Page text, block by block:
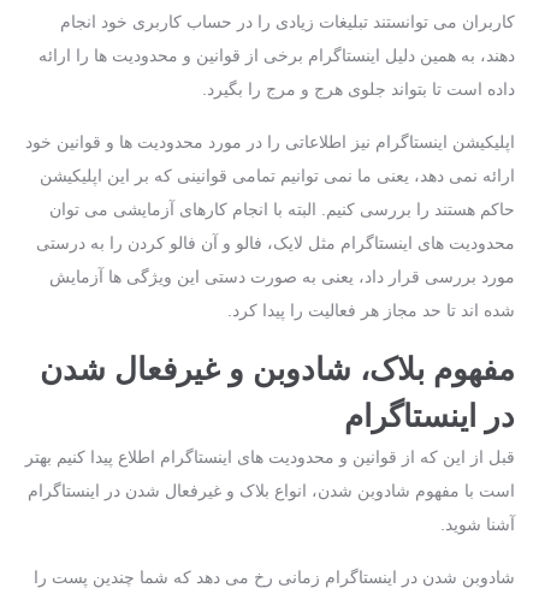
کاربران می ‌توانستند تبلیغات زیادی را در حساب کاربری خود انجام
دهند، به همین دلیل اینستاگرام برخی از قوانین و محدودیت‌ ها را ارائه
داده ‌است تا بتواند جلوی هرج ‌و مرج را بگیرد.
اپلیکیشن اینستاگرام نیز اطلاعاتی را در مورد محدودیت‌ ها و قوانین خود
ارائه نمی ‌دهد، یعنی ما نمی‌ توانیم تمامی قوانینی که بر این اپلیکیشن
حاکم هستند را بررسی کنیم. البته با انجام کارهای آزمایشی می ‌توان
محدودیت ‌های اینستاگرام مثل لایک، فالو و آن فالو کردن را به ‌درستی
مورد بررسی قرار داد، یعنی به ‌صورت دستی این ویژگی‌ ها آزمایش
شده اند تا حد مجاز هر فعالیت را پیدا کرد.
مفهوم بلاک، شادوبن و غیرفعال شدن
در اینستاگرام
قبل از این که از قوانین و محدودیت ‌های اینستاگرام اطلاع پیدا کنیم بهتر
است با مفهوم شادوبن شدن، انواع بلاک و غیرفعال شدن در اینستاگرام
آشنا شوید.
شادوبن شدن در اینستاگرام زمانی رخ می‌ دهد که شما چندین پست را